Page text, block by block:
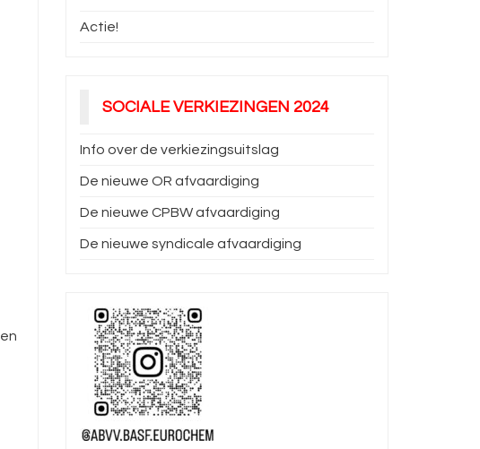
Actie!
SOCIALE VERKIEZINGEN 2024
Info over de verkiezingsuitslag
De nieuwe OR afvaardiging
De nieuwe CPBW afvaardiging
De nieuwe syndicale afvaardiging